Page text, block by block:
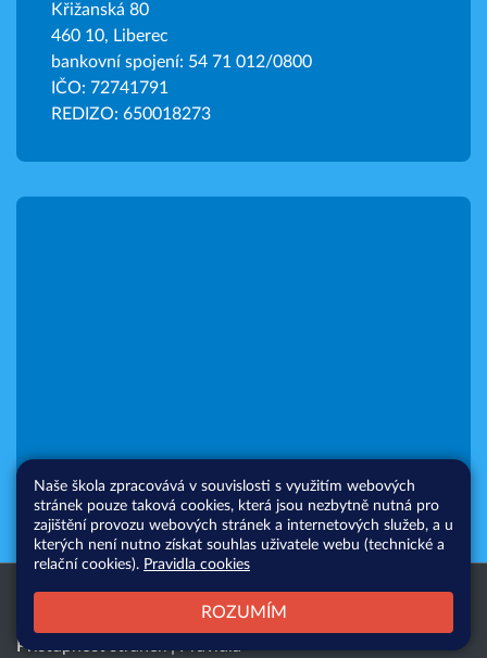
Křižanská 80
460 10, Liberec
bankovní spojení: 54 71 012/0800
IČO: 72741791
REDIZO: 650018273
Všechna práva vyhrazena. Copyright
|Přihlásit|
Přístupnost stránek|Pravidla
Web školy
Naše škola zpracovává v souvislosti s využitím webových
stránek pouze taková cookies, která jsou nezbytně nutná pro
zajištění provozu webových stránek a internetových služeb, a u
kterých není nutno získat souhlas uživatele webu (technické a
relační cookies). Pravidla cookies
ROZUMÍM